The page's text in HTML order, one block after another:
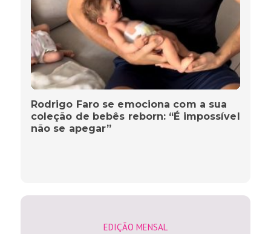
Rodrigo Faro se emociona com a sua
coleção de bebês reborn: “É impossível
não se apegar”
EDIÇÃO MENSAL